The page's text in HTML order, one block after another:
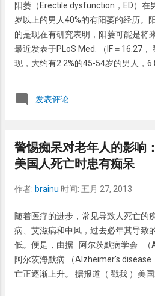
每隔2-4小时重复使用一下。如果是
吸汗透气的衣物。最好是长袖。 带帽
最好在阴凉地带。 如是想了解更多
protection/children/sun-safety-tips-
toddlers
阳萎（Erectile dysfunction，ED）在
岁以上的男人40%的有阳萎的经历。
的是现在有研究表明，阳萎可能是将
最近发表于PLoS Med. （IF＝16.27
现，大约有2.2%的45-54岁的男人，
在严重阳萎。 这些有严重阳萎的男人
血性心脏病的风险系数为1.6，周围
1.35，而死亡风险系数更高，达到了
的风险是随着男人阳萎的严重程度增
病的因素。 这也对临床医师提供了信
男人，不管是轻度或者中度尤其是重
疾病的体检。
发表评论
警惕痴呆对老年人的影响
美国人死亡时患有痴呆
作者: brainu 时间: 五月 27, 2013
随着医疗的进步，常见导致人死亡的
病、艾滋病和中风，过去必年其导致
低。便是，由据 阿尔茨默病学会 （
阿尔茨海默病 （Alzheimer's disease
亡正逐渐上升。 据报道（ 戳我 ）美